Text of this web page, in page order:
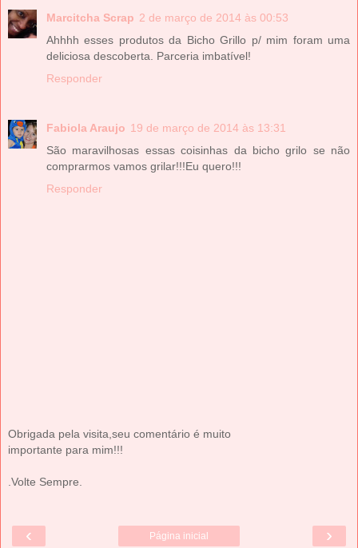
Marcitcha Scrap 2 de março de 2014 às 00:53
Ahhhh esses produtos da Bicho Grillo p/ mim foram uma
deliciosa descoberta. Parceria imbatível!
Responder
Fabiola Araujo 19 de março de 2014 às 13:31
São maravilhosas essas coisinhas da bicho grilo se não
comprarmos vamos grilar!!!Eu quero!!!
Responder
Obrigada pela visita,seu comentário é muito
importante para mim!!!
.Volte Sempre.
‹ ›
Página inicial